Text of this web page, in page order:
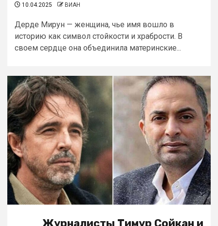
10.04.2025 ВИАН
Дерде Мирун — женщина, чье имя вошло в
историю как символ стойкости и храбрости. В
своем сердце она объединила материнские...
Журналисты Тимур Сойкан и